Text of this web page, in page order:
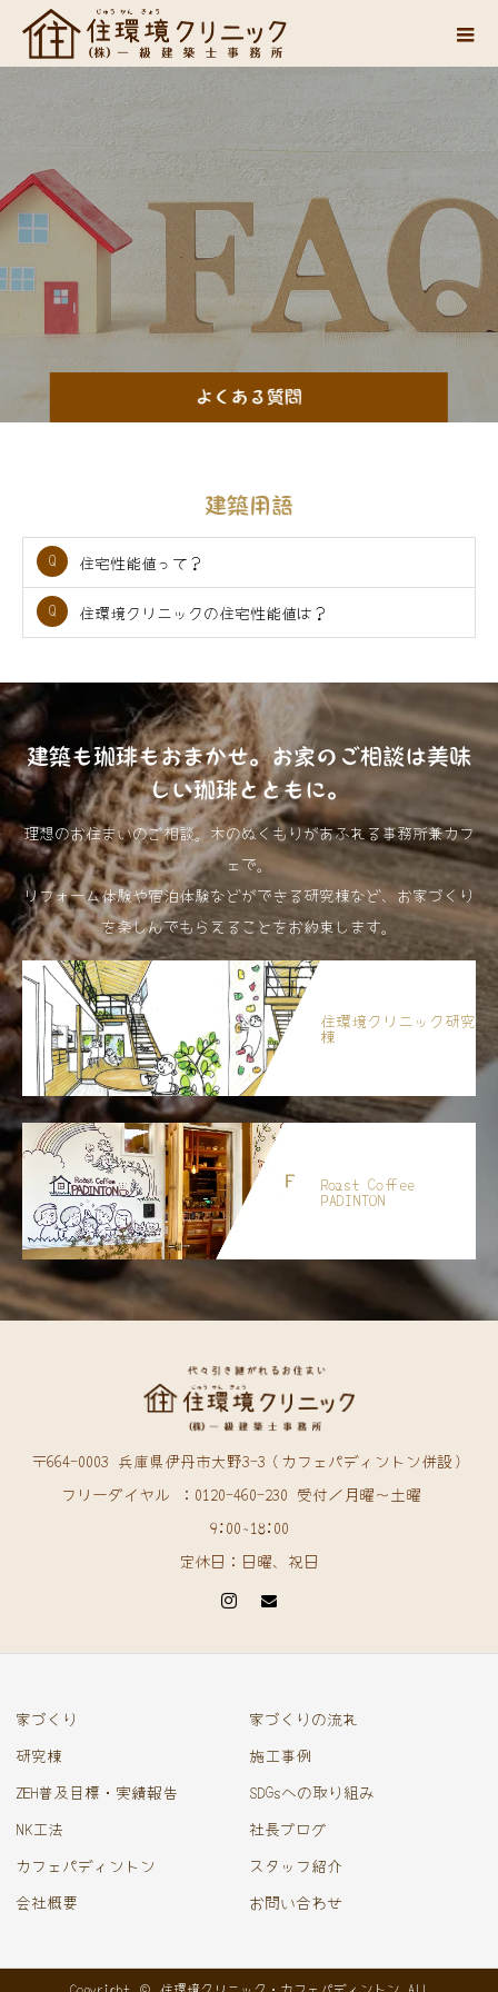
よくある質問
建築用語
住宅性能値って？
住環境クリニックの住宅性能値は？
建築も珈琲もおまかせ。お家のご相談は美味
しい珈琲とともに。
理想のお住まいのご相談。木のぬくもりがあふれる事務所兼カフ
ェで。
リフォーム体験や宿泊体験などができる研究棟など、お家づくり
を楽しんでもらえることをお約束します。
住環境クリニック研究
棟
Roast Coffee
PADINTON
〒664-0003 兵庫県伊丹市大野3-3（カフェパディントン併設）
フリーダイヤル ：0120-460-230 受付／月曜〜土曜
9:00~18:00
定休日：日曜、祝日
家づくり
家づくりの流れ
研究棟
施工事例
ZEH普及目標・実績報告
SDGsへの取り組み
NK工法
社長ブログ
カフェパディントン
スタッフ紹介
会社概要
お問い合わせ
Copyright © 住環境クリニック・カフェパディントン All